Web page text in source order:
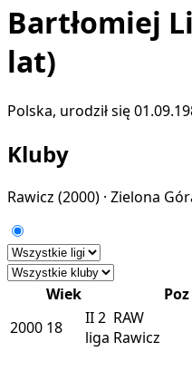
Bartłomiej
lat)
Polska, urodził się
Kluby
Rawicz (2000) · Zielona
Wiek Poz
2000 18 II2
liga
RAW
Rawicz